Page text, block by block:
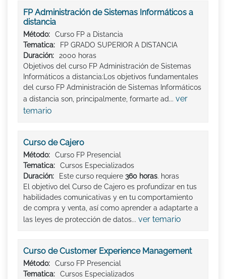
FP Administración de Sistemas Informáticos a
distancia
Método:
Curso FP a Distancia
Tematica:
FP GRADO SUPERIOR A DISTANCIA
Duración:
2000 horas
Objetivos del curso FP Administración de Sistemas
Informáticos a distancia:Los objetivos fundamentales
del curso FP Administración de Sistemas Informáticos
a distancia son, principalmente, formarte ad... ver
temario
Curso de Cajero
Método:
Curso FP Presencial
Tematica:
Cursos Especializados
Duración:
Este curso requiere 360 horas. horas
El objetivo del Curso de Cajero es profundizar en tus
habilidades comunicativas y en tu comportamiento
de compra y venta, así como aprender a adaptarte a
las leyes de protección de datos... ver temario
Curso de Customer Experience Management
Método:
Curso FP Presencial
Tematica:
Cursos Especializados